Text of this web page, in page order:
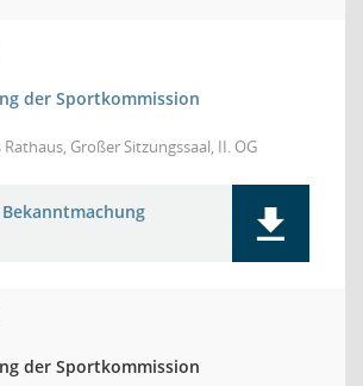
der Sportkommission
Großer Sitzungssaal, II. OG
der Sportkommission